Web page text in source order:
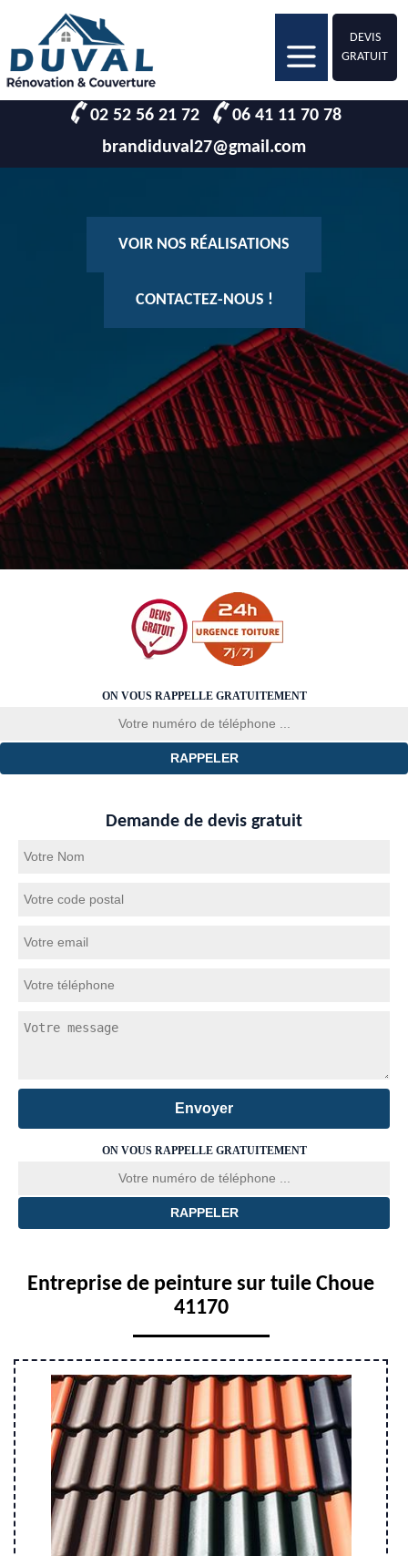
DEVIS
GRATUIT
02 52 56 21 72
06 41 11 70 78
brandiduval27@gmail.com
VOIR NOS RÉALISATIONS
CONTACTEZ-NOUS !
ON VOUS RAPPELLE GRATUITEMENT
Demande de devis gratuit
ON VOUS RAPPELLE GRATUITEMENT
Entreprise de peinture sur tuile Choue
41170